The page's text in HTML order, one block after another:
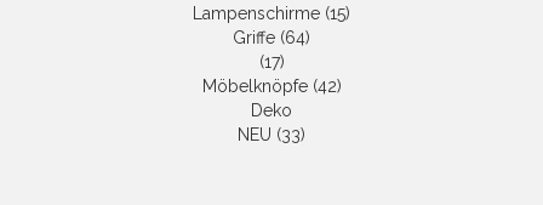
Lampenschirme (15)
Griffe (64)
(17)
Möbelknöpfe (42)
Deko
NEU (33)